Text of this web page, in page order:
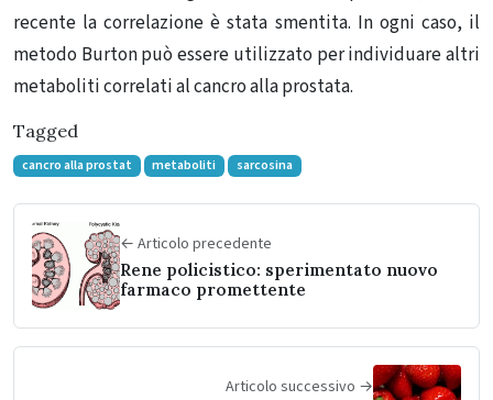
recente la correlazione è stata smentita. In ogni caso, il
metodo Burton può essere utilizzato per individuare altri
metaboliti correlati al cancro alla prostata.
Tagged
cancro alla prostat metaboliti sarcosina
← Articolo precedente
Rene policistico: sperimentato nuovo
farmaco promettente
Articolo successivo →